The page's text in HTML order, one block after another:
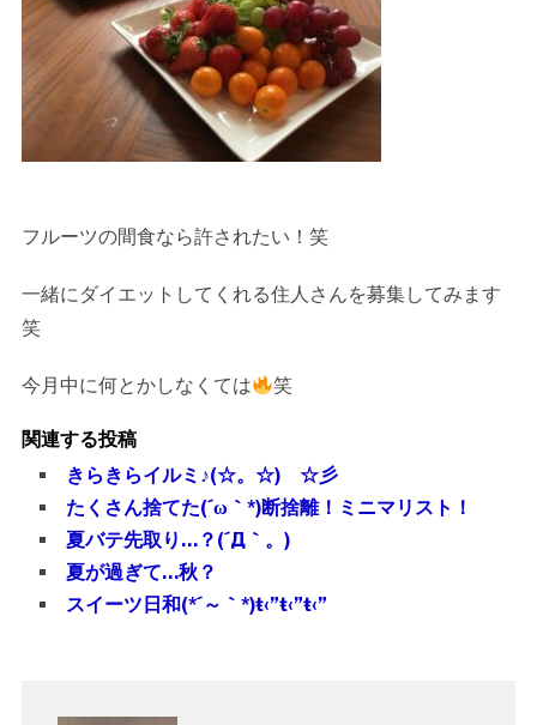
フルーツの間食なら許されたい！笑
一緒にダイエットしてくれる住人さんを募集してみます
笑
今月中に何とかしなくては 笑
関連する投稿
きらきらイルミ♪(☆。☆) ☆彡
たくさん捨てた(´ω｀*)断捨離！ミニマリスト！
夏バテ先取り…？(´Д｀。)
夏が過ぎて…秋？
スイーツ日和(*´～｀*)ŧ‹”ŧ‹”ŧ‹”